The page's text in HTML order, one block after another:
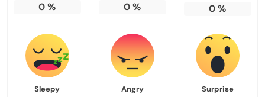
0% 0% 0%
Sleepy Angry Surprise